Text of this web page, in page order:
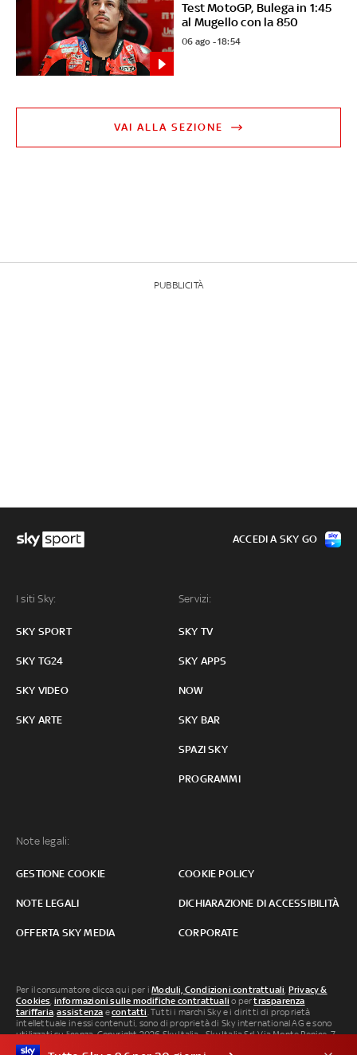
Test MotoGP, Bulega in 1:45
al Mugello con la 850
06 ago - 18:54
VAI ALLA SEZIONE
PUBBLICITÀ
I siti Sky:
SKY SPORT
SKY TG24
SKY VIDEO
SKY ARTE
Servizi:
SKY TV
SKY APPS
NOW
SKY BAR
SPAZI SKY
PROGRAMMI
Note legali:
GESTIONE COOKIE COOKIE POLICY
NOTE LEGALI DICHIARAZIONE DI ACCESSIBILITÀ
OFFERTA SKY MEDIA CORPORATE
ACCEDI A SKY GO
Per il consumatore clicca qui per iModuli, Condizioni contrattuali, Privacy &
Cookies, informazioni sulle modifiche contrattuali o pertrasparenza
tariffaria,assistenza econtatti. Tutti i marchi Sky e i diritti di proprietà
intellettuale in essi contenuti, sono di proprietà di Sky international AG e sono
utilizzati su licenza. Copyright 2026 Sky Italia - Sky Italia Srl Via Monte Penice, 7 -
20138 Milano P.IVA 04619241005. SkyTG24: ISSN 3035-1537 e SkySport: ISSN